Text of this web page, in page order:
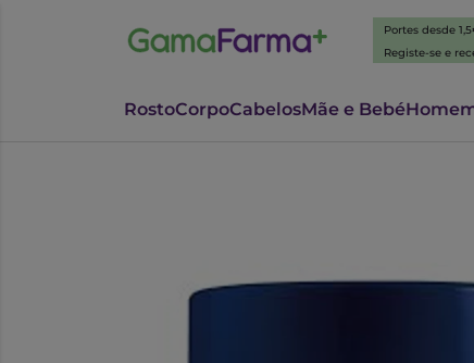
Portes desde
Registe-se e
RostoCorpoCabelosMãe e Bebé